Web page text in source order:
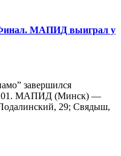
МАПИД выиграл у
завершился
МАПИД (Минск) —
29; Свядыш,